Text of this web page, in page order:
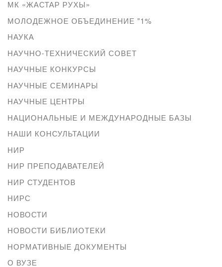
МК «ЖАСТАР РУХЫ»
МОЛОДЕЖНОЕ ОБЪЕДИНЕНИЕ "1%
НАУКА
НАУЧНО-ТЕХНИЧЕСКИЙ СОВЕТ
НАУЧНЫЕ КОНКУРСЫ
НАУЧНЫЕ СЕМИНАРЫ
НАУЧНЫЕ ЦЕНТРЫ
НАЦИОНАЛЬНЫЕ И МЕЖДУНАРОДНЫЕ БАЗЫ
НАШИ КОНСУЛЬТАЦИИ
НИР
НИР ПРЕПОДАВАТЕЛЕЙ
НИР СТУДЕНТОВ
НИРС
НОВОСТИ
НОВОСТИ БИБЛИОТЕКИ
НОРМАТИВНЫЕ ДОКУМЕНТЫ
О ВУЗЕ